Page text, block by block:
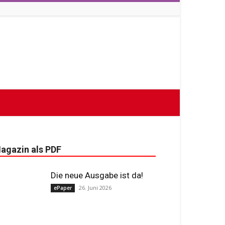
als PDF
Die neue Ausgabe ist da!
ePaper 26. Juni 2026